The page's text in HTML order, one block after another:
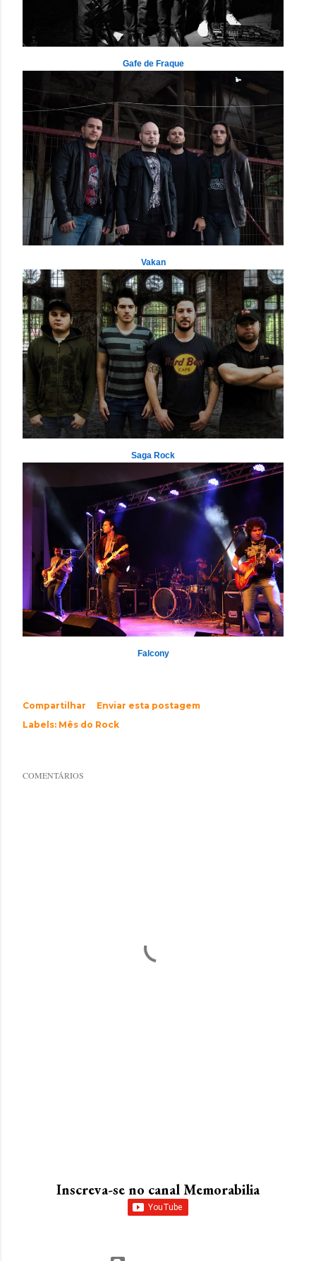
Gafe de Fraque
Vakan
Saga Rock
Falcony
Compartilhar
Enviar esta postagem
Labels: Mês do Rock
COMENTÁRIOS
Inscreva-se no canal Memorabilia